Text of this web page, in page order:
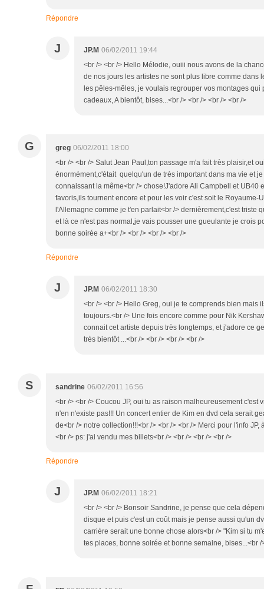
Répondre
J JP.M 06/02/2011 19:44
<br /> <br /> Hello Mélodie, ouiii nous avons de la
de nos jours les artistes ne sont plus libre comme dans
les pêles-mêles, je voulais regrouper vos montages qui
cadeaux, A bientôt, bises...<br /> <br /> <br /> <br />
G greg 06/02/2011 18:00
<br /> <br /> Salut Jean Paul,ton passage m'a fait très plaisir,et
énormément,c'était quelqu'un de très important dans ma vie et
connaissant la même<br /> chose!J'adore Ali Campbell et UB40
favoris,ils tournent encore et pour les voir c'est soit le Royaume-
l'Allemagne comme je t'en parlait<br /> dernièrement,c'est triste
et là ce n'est pas normal,je vais pousser une gueulante je crois
bonne soirée a+<br /> <br /> <br /> <br />
Répondre
J JP.M 06/02/2011 18:30
<br /> <br /> Hello Greg, oui je te comprends bien mais
toujours.<br /> Une fois encore comme pour Nik
connait cet artiste depuis très longtemps, et j'adore ce
très bientôt ...<br /> <br /> <br /> <br />
S sandrine 06/02/2011 16:56
<br /> <br /> Coucou JP, oui tu as raison malheureusement c'est
n'en n'existe pas!!! Un concert entier de Kim en dvd cela serait
de<br /> notre collection!!!<br /> <br /> <br /> Merci pour l'info JP,
<br /> ps: j'ai vendu mes billets<br /> <br /> <br /> <br />
Répondre
J JP.M 06/02/2011 18:21
<br /> <br /> Bonsoir Sandrine, je pense que cela
disque et puis c'est un coût mais je pense aussi qu'un
carrière serait une bonne chose alors<br /> "Kim si tu
tes places, bonne soirée et bonne semaine, bises...<br /